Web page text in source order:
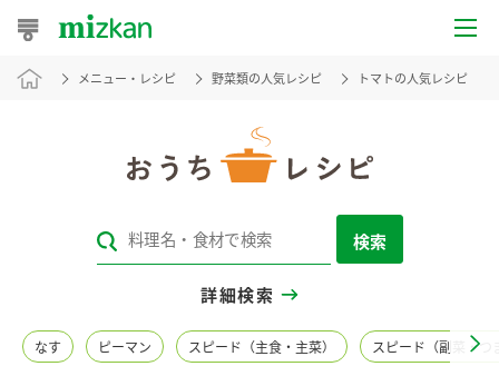
おうちレシピ
レシピカテゴリ一覧
レシピ名特集
メニュー・レシピ 野菜類の人気レシピ トマトの人気レシピ
検索
詳細検索
なす ピーマン スピード（主食・主菜） スピード（副菜・つ